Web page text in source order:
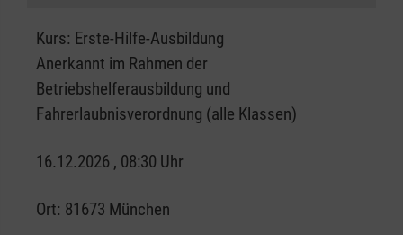
Kurs: Erste-Hilfe-Ausbildung
Anerkannt im Rahmen der
Betriebshelferausbildung und
Fahrerlaubnisverordnung (alle Klassen)
16.12.2026 , 08:30 Uhr
Ort: 81673 München